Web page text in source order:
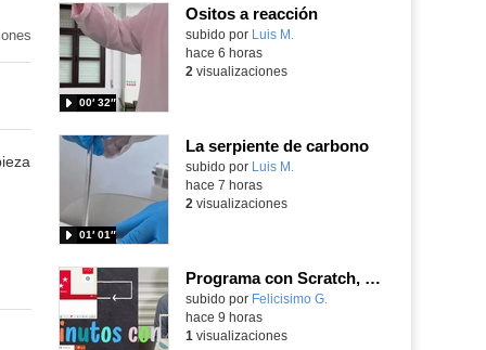
Ositos a reacción
Contenido educativo.
subido por Luis M.
00′ 32″
hace 6 horas
2 visualizaciones
La serpiente de carbono
Contenido educativo.
subido por Luis M.
01′ 01″
hace 7 horas
2 visualizaciones
Programa con Scratch, 8 diferentes juegos para vivir la emoción de los partidos de España en el mundial 2026
Contenido educativo.
subido por Felicisimo G.
hace 9 horas
1 visualizaciones